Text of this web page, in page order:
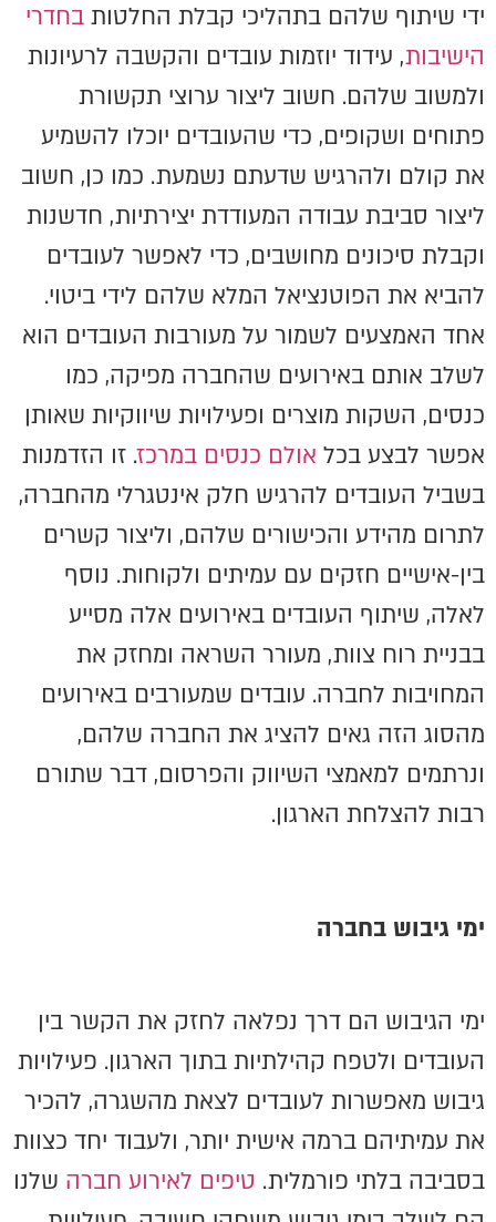
ידי שיתוף שלהם בתהליכי קבלת החלטות בחדרי
הישיבות, עידוד יוזמות עובדים והקשבה לרעיונות
ולמשוב שלהם. חשוב ליצור ערוצי תקשורת
פתוחים ושקופים, כדי שהעובדים יוכלו להשמיע
את קולם ולהרגיש שדעתם נשמעת. כמו כן, חשוב
ליצור סביבת עבודה המעודדת יצירתיות, חדשנות
וקבלת סיכונים מחושבים, כדי לאפשר לעובדים
להביא את הפוטנציאל המלא שלהם לידי ביטוי.
אחד האמצעים לשמור על מעורבות העובדים הוא
לשלב אותם באירועים שהחברה מפיקה, כמו
כנסים, השקות מוצרים ופעילויות שיווקיות שאותן
אפשר לבצע בכל אולם כנסים במרכז. זו הזדמנות
בשביל העובדים להרגיש חלק אינטגרלי מהחברה,
לתרום מהידע והכישורים שלהם, וליצור קשרים
בין-אישיים חזקים עם עמיתים ולקוחות. נוסף
לאלה, שיתוף העובדים באירועים אלה מסייע
בבניית רוח צוות, מעורר השראה ומחזק את
המחויבות לחברה. עובדים שמעורבים באירועים
מהסוג הזה גאים להציג את החברה שלהם,
ונרתמים למאמצי השיווק והפרסום, דבר שתורם
רבות להצלחת הארגון.
ימי גיבוש בחברה
ימי הגיבוש הם דרך נפלאה לחזק את הקשר בין
העובדים ולטפח קהילתיות בתוך הארגון. פעילויות
גיבוש מאפשרות לעובדים לצאת מהשגרה, להכיר
את עמיתיהם ברמה אישית יותר, ולעבוד יחד כצוות
בסביבה בלתי פורמלית. טיפים לאירוע חברה שלנו